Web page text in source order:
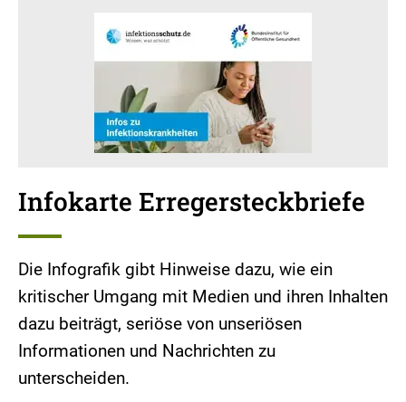
Infokarte Erregersteckbriefe
Die Infografik gibt Hinweise dazu, wie ein
kritischer Umgang mit Medien und ihren Inhalten
dazu beiträgt, seriöse von unseriösen
Informationen und Nachrichten zu
unterscheiden.